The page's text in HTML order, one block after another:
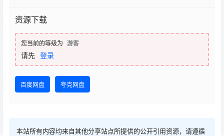
资源下载
您当前的等级为 游客
请先 登录
百度网盘 夸克网盘
本站所有内容均来自其他分享站点所提供的公开引用资源，请遵循